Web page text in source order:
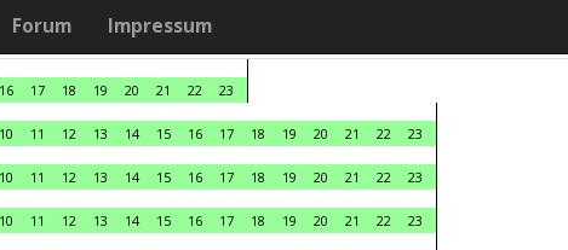
Forum Impressum
16 17 18 19 20 21 22
23
10 11 12 13 14 15 16 17 18 19 20 21 22
23
10 11 12 13 14 15 16 17 18 19 20 21 22
23
10 11 12 13 14 15 16 17 18 19 20 21 22
23